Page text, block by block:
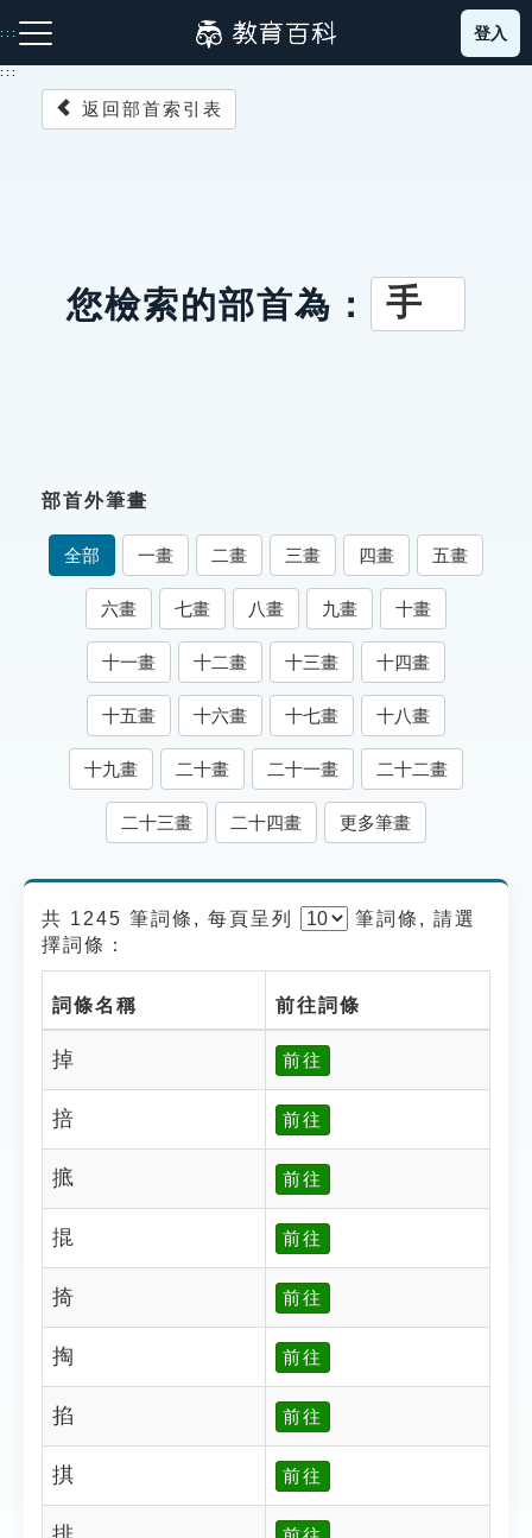
到
主
:::
成語故事
索引選單
知識索引
單字索引
生命大百科索引
遊戲專區
貓頭鷹博士
登入
:::
返回部首索引表
您檢索的部首為： 手
部首外筆畫
全部 一畫 二畫 三畫 四畫 五畫
六畫 七畫 八畫 九畫 十畫
十一畫 十二畫 十三畫 十四畫
十五畫 十六畫 十七畫 十八畫
十九畫 二十畫 二十一畫 二十二畫
二十三畫 二十四畫 更多筆畫
共 1245 筆詞條, 每頁呈列 筆詞條, 請選
擇詞條：
詞條名稱 前往詞條
掉 前往
掊 前往
掋 前往
掍 前往
掎 前往
掏 前往
掐 前往
掑 前往